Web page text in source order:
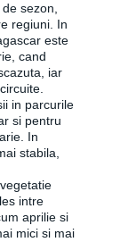
sezon,
regiuni. In
este
cand
iar
in parcurile
si pentru
In
stabila,
intre
aprilie si
mici si mai